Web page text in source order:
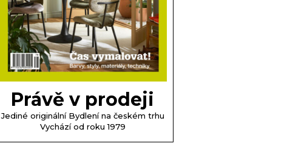
Právě v prodeji
Jediné originální Bydlení na českém trhu
Vychází od roku 1979